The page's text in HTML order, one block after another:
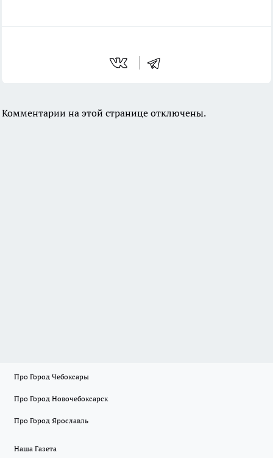
Комментарии на этой странице отключены.
Про Город Чебоксары
Про Город Новочебоксарск
Про Город Ярославль
Наша Газета